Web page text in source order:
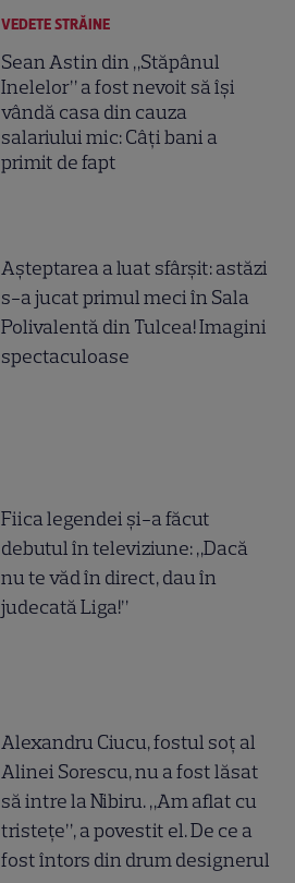
VEDETE STRĂINE
Sean Astin din „Stăpânul
Inelelor” a fost nevoit să își
vândă casa din cauza
salariului mic: Câți bani a
primit de fapt
Așteptarea a luat sfârșit: astăzi
s-a jucat primul meci în Sala
Polivalentă din Tulcea! Imagini
spectaculoase
Fiica legendei și-a făcut
debutul în televiziune: „Dacă
nu te văd în direct, dau în
judecată Liga!”
Alexandru Ciucu, fostul soț al
Alinei Sorescu, nu a fost lăsat
să intre la Nibiru. „Am aflat cu
tristețe”, a povestit el. De ce a
fost întors din drum designerul